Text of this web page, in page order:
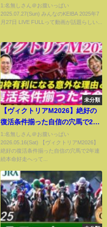
1:名無しさん＠お腹いっぱい
2025.07.27(Sun) みんなのKEIBA 2025年7
月27日 LIVE FULLって動画が話題らしい...
未分類
【ヴィクトリアM2026】絶好の
復活条件揃った自信の穴馬で2年
連続本命好走へ
1:名無しさん＠お腹いっぱい
2026.05.16(Sat) 【ヴィクトリアM2026】
絶好の復活条件揃った自信の穴馬で2年連
続本命好走へって...